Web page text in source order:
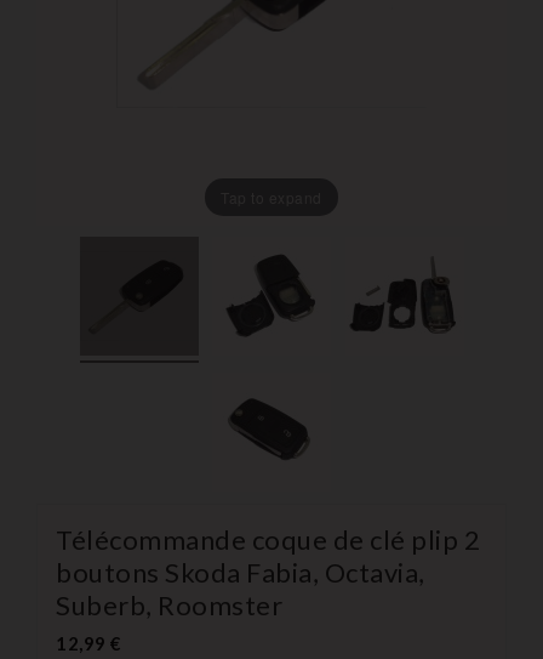
Télécommande coque de clé plip 2
boutons Skoda Fabia, Octavia,
Suberb, Roomster
12,99 €